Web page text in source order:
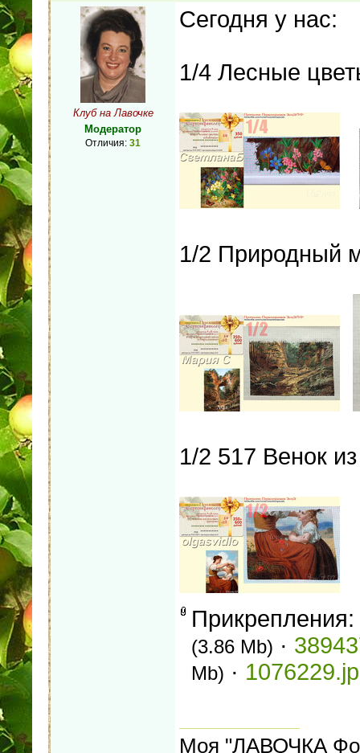
Клуб на Лавочке
Модератор
Отличия: 31
Сегодня у нас:
1/4 Лесные
1/2 Природный
1/2 517 Венок
Прикрепления:
(3.86 Mb) ·
Mb) ·
Моя "ЛАВОЧКА